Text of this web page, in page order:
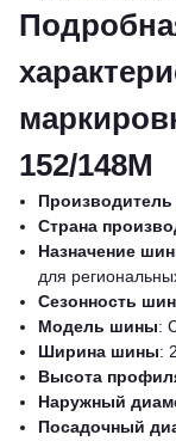
152/148M
Страна
Назначение
для
Сезонность
Модель шины:
Ширина шины:
Высота
Наружный
Посадочный